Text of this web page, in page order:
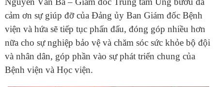
cảm ơn sự giúp đỡ của Đảng ủy Ban Giám đốc Bệnh
viện và hứa sẽ tiếp tục phấn đấu, đóng góp nhiều hơn
nữa cho sự nghiệp bảo vệ và chăm sóc sức khỏe bộ đội
và nhân dân, góp phần vào sự phát triển chung của
Bệnh viện và Học viện.